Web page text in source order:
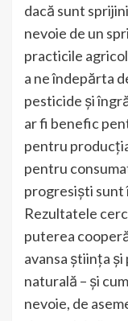
dacă sunt
nevoie de un
practicile
a ne îndepărta
pesticide și
ar fi benefic
pentru
pentru
progresiști sunt
Rezultatele
puterea
avansa știința
naturală – și
nevoie, de